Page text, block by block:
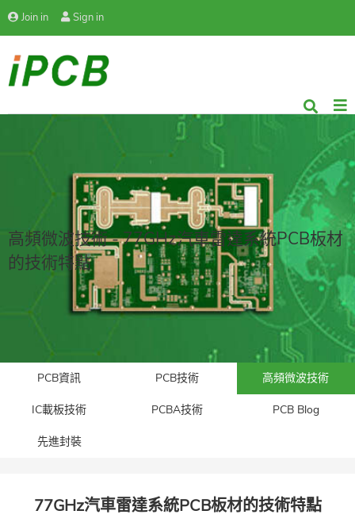
Join in Sign in
高頻微波技術 - 77GHz汽車雷達系統PCB板材
的技術特點
PCB資訊 PCB技術 高頻微波技術
IC載板技術 PCBA技術 PCB Blog
先進封裝​
77GHz汽車雷達系統PCB板材的技術特點